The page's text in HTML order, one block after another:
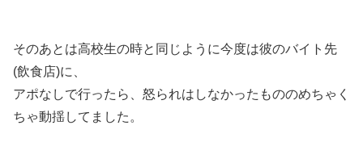
そのあとは高校生の時と同じように今度は彼のバイト先
(飲食店)に、
アポなしで行ったら、怒られはしなかったもののめちゃく
ちゃ動揺してました。